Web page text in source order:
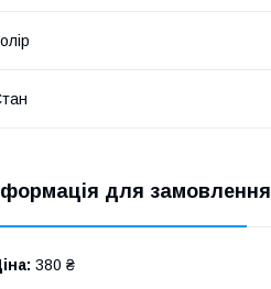
для замовлення
380 ₴